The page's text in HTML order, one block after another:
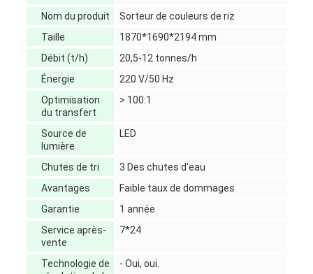
Nom du produit
Sorteur de couleurs de riz
Taille
1870*1690*2194 mm
Débit (t/h)
20,5-12 tonnes/h
Énergie
220 V/50 Hz
Optimisation
du transfert
> 100:1
Source de
lumière
LED
Chutes de tri
3 Des chutes d'eau
Avantages
Faible taux de dommages
Garantie
1 année
Service après-
vente
7*24
Technologie de
- Oui, oui.